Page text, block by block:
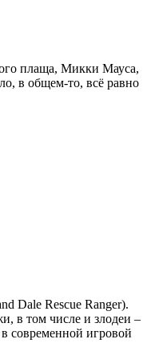
плаща, Микки Мауса,
в общем-то, всё равно
Dale Rescue Ranger).
в том числе и злодеи –
современной игровой